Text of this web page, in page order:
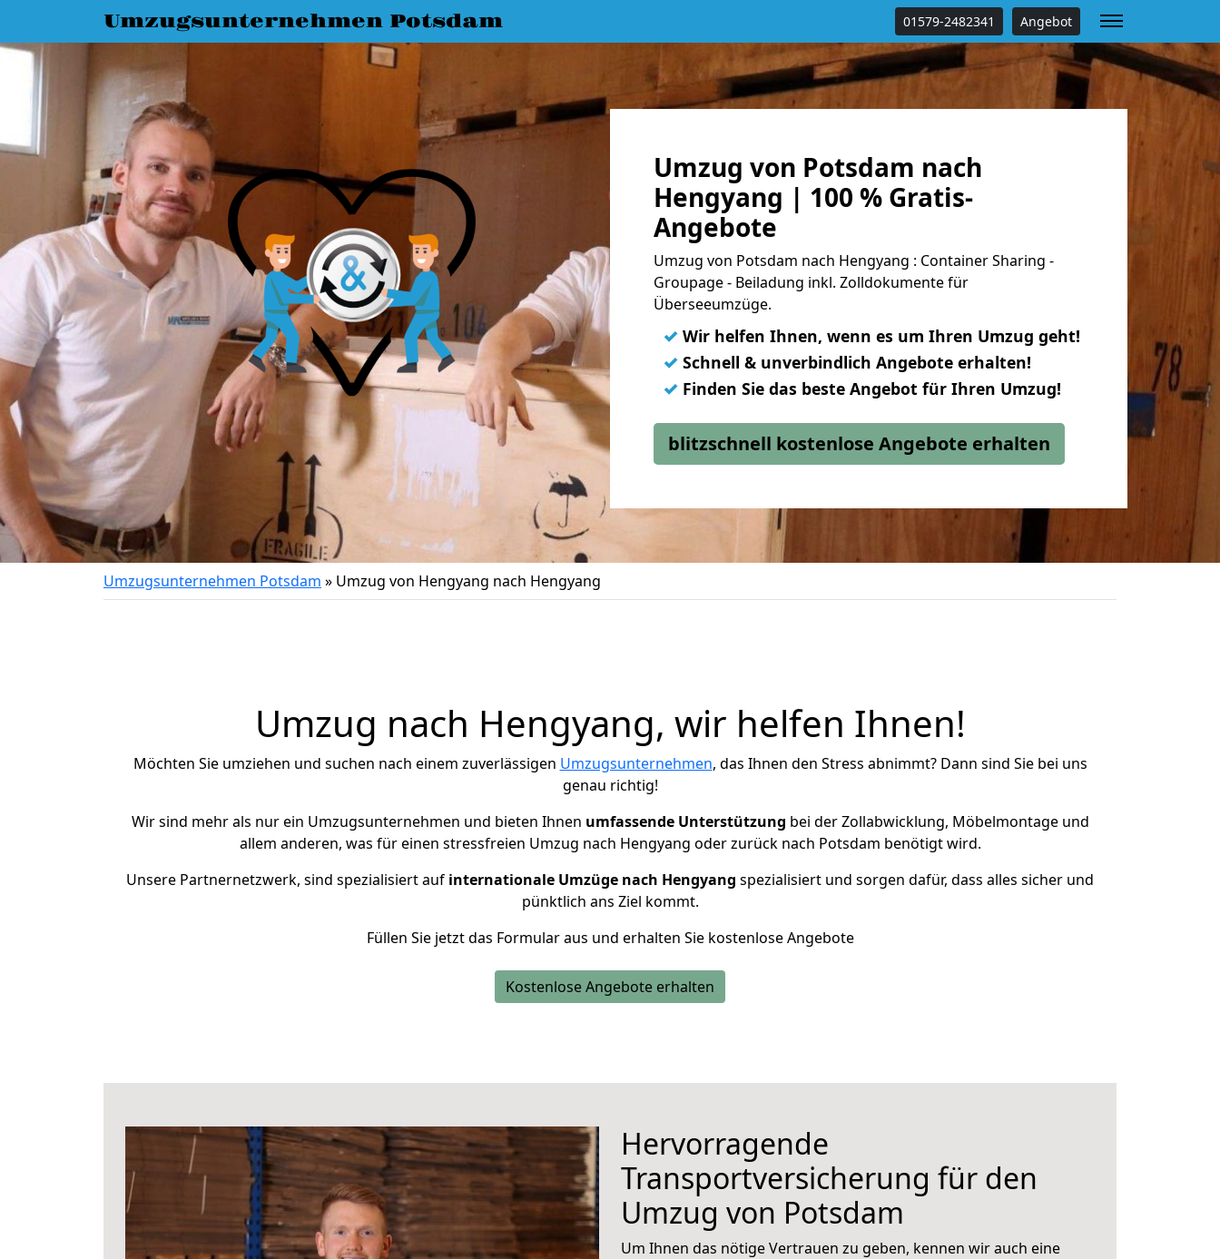
Umzugsunternehmen Potsdam 01579-2482341 Angebot
Umzug von Potsdam nach
Hengyang | 100 % Gratis-
Angebote
Umzug von Potsdam nach Hengyang : Container Sharing -
Groupage - Beiladung inkl. Zolldokumente für
Überseeumzüge.
✓ Wir helfen Ihnen, wenn es um Ihren Umzug geht!
✓ Schnell & unverbindlich Angebote erhalten!
✓ Finden Sie das beste Angebot für Ihren Umzug!
blitzschnell kostenlose Angebote erhalten
Umzugsunternehmen Potsdam » Umzug von Hengyang nach Hengyang
Umzug nach Hengyang, wir helfen Ihnen!
Möchten Sie umziehen und suchen nach einem zuverlässigen Umzugsunternehmen, das Ihnen den Stress abnimmt? Dann sind Sie bei uns
genau richtig!
Wir sind mehr als nur ein Umzugsunternehmen und bieten Ihnen umfassende Unterstützung bei der Zollabwicklung, Möbelmontage und
allem anderen, was für einen stressfreien Umzug nach Hengyang oder zurück nach Potsdam benötigt wird.
Unsere Partnernetzwerk, sind spezialisiert auf internationale Umzüge nach Hengyang spezialisiert und sorgen dafür, dass alles sicher und
pünktlich ans Ziel kommt.
Füllen Sie jetzt das Formular aus und erhalten Sie kostenlose Angebote
Kostenlose Angebote erhalten
Hervorragende
Transportversicherung für den
Umzug von Potsdam
Um Ihnen das nötige Vertrauen zu geben, kennen wir auch eine